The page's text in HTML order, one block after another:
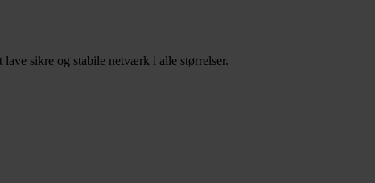
sikre og stabile netværk i alle størrelser.